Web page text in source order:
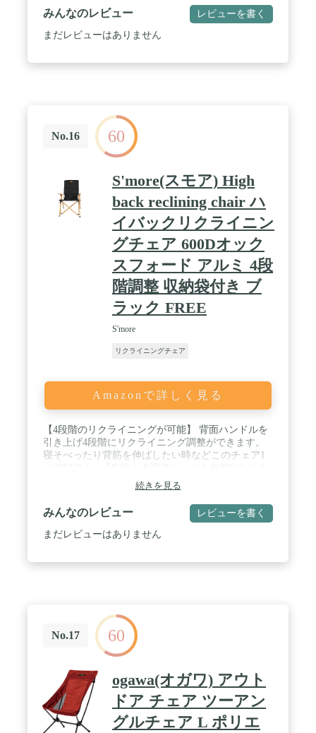
/ 最大適応体重:約90kg(※測定値であり保証値ではあ
りません。) / 付属品:クッション
みんなのレビュー レビューを書く
まだレビューはありません
No.16 60
S'more(スモア) High
back reclining chair ハ
イバックリクライニン
グチェア 600Dオック
スフォード アルミ 4段
階調整 収納袋付き ブ
ラック FREE
S'more
リクライニングチェア
Amazonで詳しく見る
【4段階のリクライニングが可能】 背面ハンドルを
引き上げ4段階にリクライニング調整ができます。
寝そべったり背筋を伸ばしたい時などこのチェア1
デザイン】 通気性が高く、丈夫な600Dオックスフ
ォードでナチュラルな素材感。フレームは、まるで
木のような木調ブラウンの軽量アルミフレームで自
然になじむデザインです。 / 【背面メッシュポケッ
ト付き】 ちょっとしたキャンプギアやお菓子などの
続きを見る
みんなのレビュー レビューを書く
まだレビューはありません
No.17 60
ogawa(オガワ) アウト
ドア チェア ツーアン
グルチェア L ポリエ